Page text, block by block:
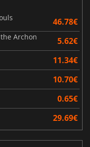
46.78€
Archon 5.62€
11.34€
10.70€
0.65€
29.69€